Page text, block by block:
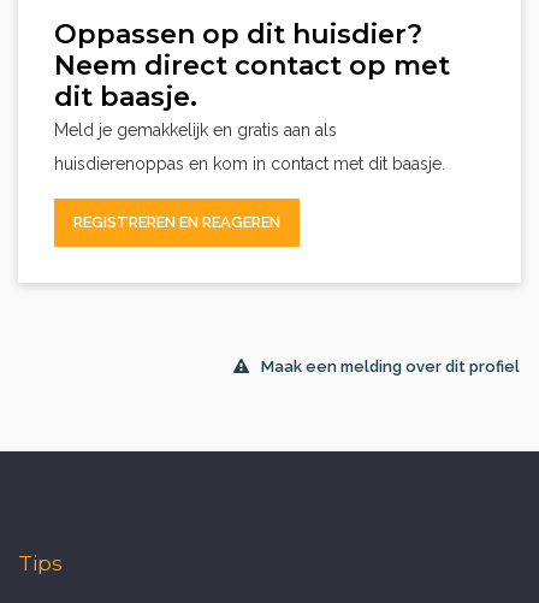
Oppassen op dit huisdier?
Neem direct contact op met
dit baasje.
Meld je gemakkelijk en gratis aan als
huisdierenoppas en kom in contact met dit baasje.
REGISTREREN EN REAGEREN
Maak een melding over dit profiel
Tips